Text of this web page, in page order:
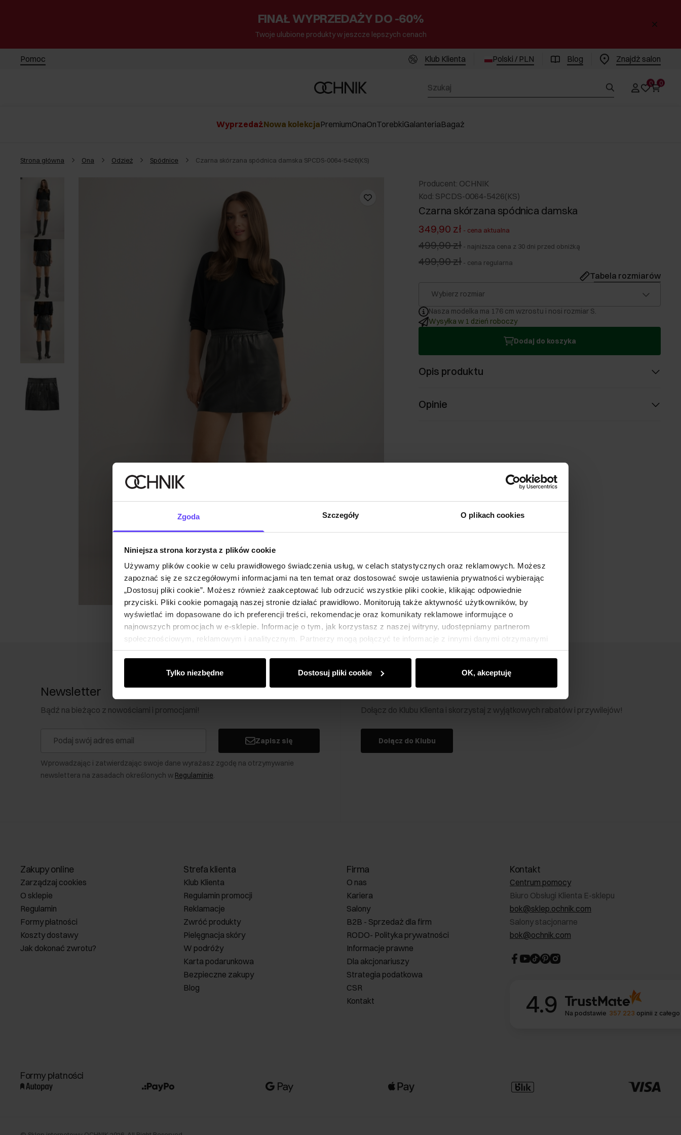
Zgoda Szczegóły O plikach cookies
Niniejsza strona korzysta z plików cookie
Używamy plików cookie w celu prawidłowego świadczenia usług, w celach statystycznych oraz reklamowych. Możesz
zapoznać się ze szczegółowymi informacjami na ten temat oraz dostosować swoje ustawienia prywatności wybierając
„Dostosuj pliki cookie”. Możesz również zaakceptować lub odrzucić wszystkie pliki cookie, klikając odpowiednie
przyciski. Pliki cookie pomagają naszej stronie działać prawidłowo. Monitorują także aktywność użytkowników, by
wyświetlać im dopasowane do ich preferencji treści, rekomendacje oraz komunikaty reklamowe informujące o
najnowszych promocjach w e-sklepie. Informacje o tym, jak korzystasz z naszej witryny, udostępniamy partnerom
społecznościowym, reklamowym i analitycznym. Partnerzy mogą połączyć te informacje z innymi danymi otrzymanymi
od Ciebie lub uzyskanymi podczas korzystania z ich usług.
Tylko niezbędne Dostosuj pliki cookie OK, akceptuję
FINAŁ WYPRZEDAŻY DO -60%
Twoje ulubione produkty w jeszcze lepszych cenach
Pomoc Klub Klienta Polski / PLN Blog Znajdż salon
0 0
WyprzedażNowa kolekcjaPremiumOnaOnTorebkiGalanteriaBagaż
Strona główna Ona Odzież Spódnice Czarna skórzana spódnica damska SPCDS-0064-5426(KS)
Producent: OCHNIK
Kod: SPCDS-0064-5426(KS)
Czarna skórzana spódnica damska
349,90 zł - cena aktualna
499,90 zł - najniższa cena z 30 dni przed obniżką
499,90 zł - cena regularna
Tabela rozmiarów
Wybierz rozmiar
Nasza modelka ma 176 cm wzrostu i nosi rozmiar S.
Wysyłka w 1 dzień roboczy
Dodaj do koszyka
Opis produktu
Opinie
Newsletter
Bądź na bieżąco z nowościami i promocjami!
Zapisz się
Wprowadzając i zatwierdzając swoje dane wyrażasz zgodę na otrzymywanie
newslettera na zasadach określonych w Regulaminie.
Klub Klienta Ochnik
Dołącz do Klubu Klienta i skorzystaj z wyjątkowych rabatów i przywilejów!
Dołącz do Klubu
Zakupy online
Zarządzaj cookies
O sklepie
Regulamin
Formy płatności
Koszty dostawy
Jak dokonać zwrotu?
Strefa klienta
Klub Klienta
Regulamin promocji
Reklamacje
Zwróć produkty
Pielęgnacja skóry
W podróży
Karta podarunkowa
Bezpieczne zakupy
Blog
Firma
O nas
Kariera
Salony
B2B - Sprzedaż dla firm
RODO- Polityka prywatności
Informacje prawne
Dla akcjonariuszy
Strategia podatkowa
CSR
Kontakt
Kontakt
Centrum pomocy
Biuro Obsługi Klienta E-sklepu
bok@sklep.ochnik.com
Salony stacjonarne
bok@ochnik.com
4.9 Na podstawie 357 223 opinii z
Formy płatności